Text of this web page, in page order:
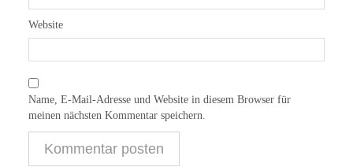
Website
Name, E-Mail-Adresse und Website in diesem Browser für
meinen nächsten Kommentar speichern.